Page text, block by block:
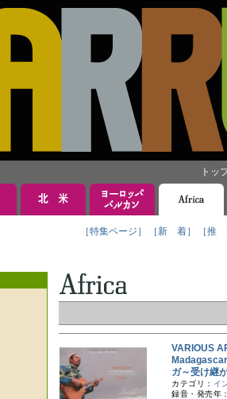
トッ
［特集ページ］ ［新 着］ ［推
VARIOUS
ガ～受け継
カテゴリ： イ
録音・発売年